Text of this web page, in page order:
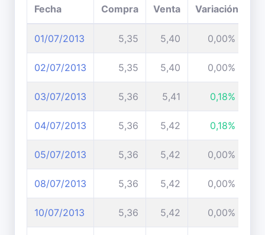
Fecha Compra Venta Variación
01/07/2013 5,35 5,40 0,00%
02/07/2013 5,35 5,40 0,00%
03/07/2013 5,36 5,41 0,18%
04/07/2013 5,36 5,42 0,18%
05/07/2013 5,36 5,42 0,00%
08/07/2013 5,36 5,42 0,00%
10/07/2013 5,36 5,42 0,00%